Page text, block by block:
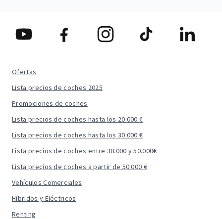
Ofertas
Lista precios de coches 2025
Promociones de coches
Lista precios de coches hasta los 20.000 €
Lista precios de coches hasta los 30.000 €
Lista precios de coches entre 30.000 y 50.000€
Lista precios de coches a partir de 50.000 €
Vehículos Comerciales
Híbridos y Eléctricos
Renting